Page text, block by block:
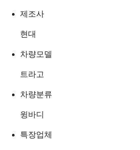
제조사
현대
차량모델
트라고
차량분류
윙바디
특장업체